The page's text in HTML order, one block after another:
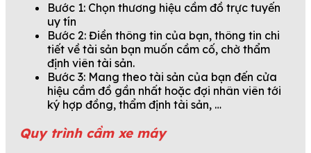
Bước 1: Chọn thương hiệu cầm đồ trực tuyến
uy tín
Bước 2: Điền thông tin của bạn, thông tin chi
tiết về tài sản bạn muốn cầm cố, chờ thẩm
định viên tài sản.
Bước 3: Mang theo tài sản của bạn đến cửa
hiệu cầm đồ gần nhất hoặc đợi nhân viên tới
ký hợp đồng, thẩm định tài sản, …
Quy trình cầm xe máy